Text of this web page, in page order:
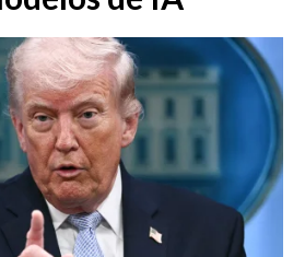
EMISIÓN 7:00 PM
11:30 PM